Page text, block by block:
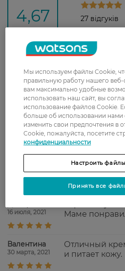
4,67
З 27 відгуків
27 відгуків
Оксана
10 декабря, 2021
На свою цену
Наталья
10 ноября, 2021
Лёгкий, не
питает и
21 сентября, 2021
быстро
оставляет
16 июля, 2021
Маме
Валентина
30 марта, 2021
Отличный
и питает кожу.
Мы используем файлы Cookie,
правильную работу нашего веб-
вам максимально удобные
использовать наш сайт, вы
использование файлов Cookie.
больше об использовании нами
изменить свои предпочтения в
Cookie, пожалуйста, посетите
конфиденциальности
Настроить
Принять все